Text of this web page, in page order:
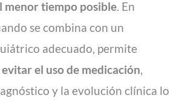
menor tiempo posible. En
se combina con un
adecuado, permite
el uso de medicación,
y la evolución clínica lo